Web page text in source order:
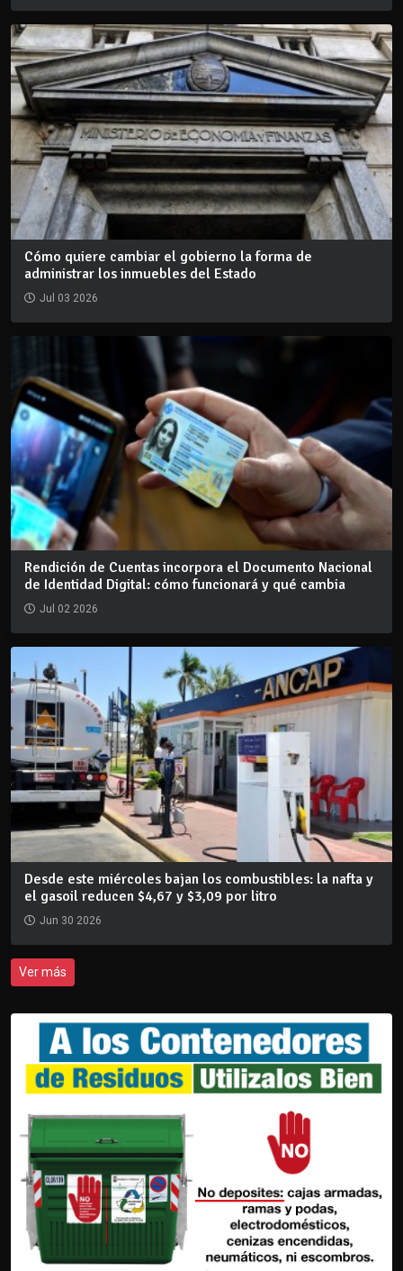
Cómo quiere cambiar el gobierno la forma de
administrar los inmuebles del Estado
Jul 03 2026
Rendición de Cuentas incorpora el Documento Nacional
de Identidad Digital: cómo funcionará y qué cambia
Jul 02 2026
Desde este miércoles bajan los combustibles: la nafta y
el gasoil reducen $4,67 y $3,09 por litro
Jun 30 2026
Ver más